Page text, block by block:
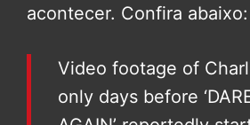
acontecer. Confira abaixo:
Video footage of
only days before